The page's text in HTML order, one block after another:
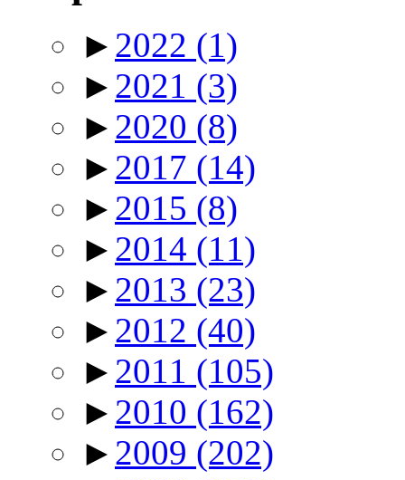
► 2022 (1)
► 2021 (3)
► 2020 (8)
► 2017 (14)
► 2015 (8)
► 2014 (11)
► 2013 (23)
► 2012 (40)
► 2011 (105)
► 2010 (162)
► 2009 (202)